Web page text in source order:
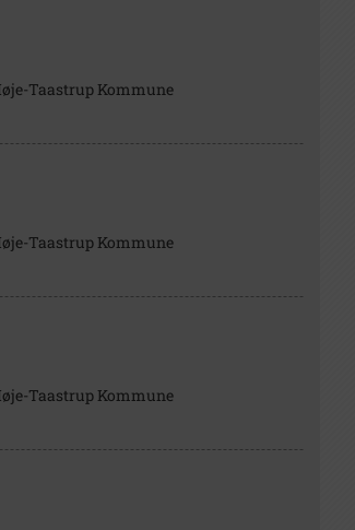
Taastrup Kommune
Taastrup Kommune
Taastrup Kommune